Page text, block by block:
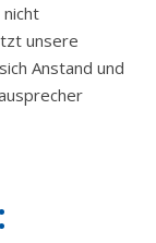
unsere
Anstand und